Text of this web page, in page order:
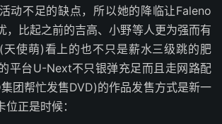
动不足的缺点，所以她的降临让Faleno
，比起之前的吉高、小野等人更为强而有
使萌)看上的也不只是薪水三级跳的肥
平台U-Next不只银弹充足而且走网路配
团帮忙发售DVD)的作品发售方式是新一
正是时候：